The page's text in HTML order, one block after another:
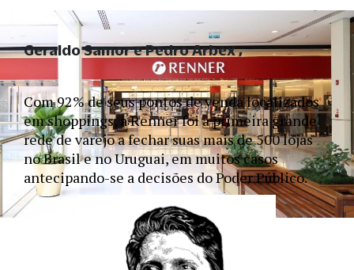
Com 92% de seus pontos de venda localizados
em shoppings, a Renner foi a primeira grande
rede de varejo a fechar suas mais de 500 lojas
no Brasil e no Uruguai, em muitos casos
antecipando-se a decisões do Poder Público.
Geraldo Samor e Pedro Arbex